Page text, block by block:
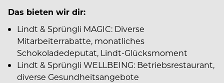
Das bieten wir dir:
Lindt & Sprüngli MAGIC: Diverse
Mitarbeiterrabatte, monatliches
Schokoladedeputat, Lindt-Glücksmoment
Lindt & Sprüngli WELLBEING: Betriebsrestaurant,
diverse Gesundheitsangebote